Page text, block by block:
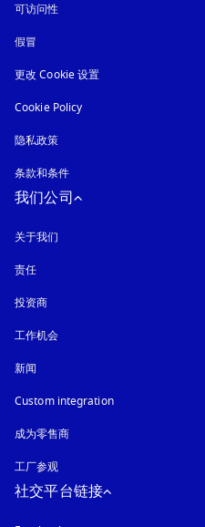
可访问性
假冒
更改 Cookie 设置
Cookie Policy
隐私政策
条款和条件
我们公司
关于我们
责任
投资商
工作机会
新闻
Custom integration
成为零售商
工厂参观
社交平台链接